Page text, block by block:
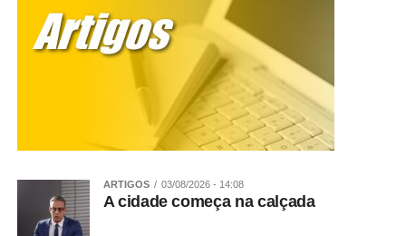
ARTIGOS 03/08/2026 - 14:08
A cidade começa na calçada